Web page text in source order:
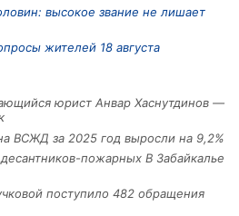
высокое звание не лишает
жителей 18 августа
юрист Анвар Хаснутдинов —
ВСЖД за 2025 год выросли на 9,2%
пожарных В Забайкалье
поступило 482 обращения